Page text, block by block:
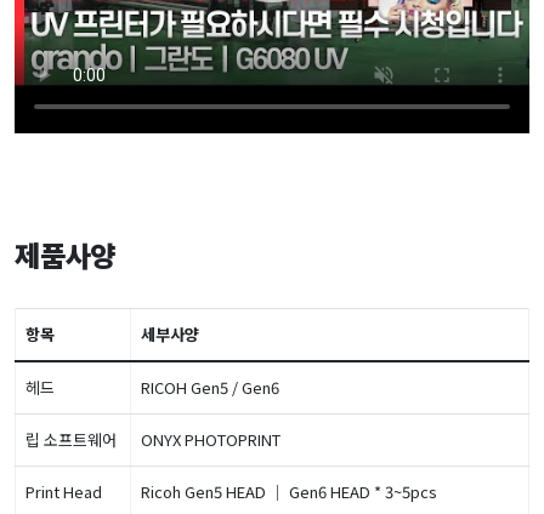
제품사양
항목 세부사양
헤드 RICOH Gen5 / Gen6
립 소프트웨어 ONYX PHOTOPRINT
Print Head Ricoh Gen5 HEAD ｜ Gen6 HEAD * 3~5pcs